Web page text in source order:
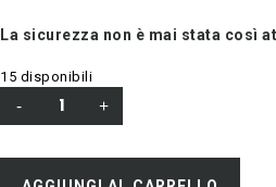
La sicurezza non è mai stata così
15 disponibili